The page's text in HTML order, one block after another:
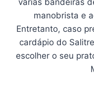
manobrista e
Entretanto, caso
cardápio do
escolher o seu